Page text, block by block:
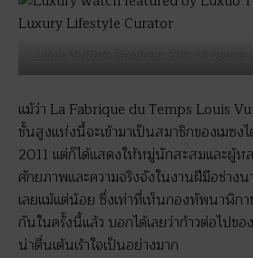
Louis Vuitton Tambour Slim Vivienne
แม้ว่า La Fabrique du Temps Louis
ชั้นสูงแห่งนี้จะเข้ามาเป็นสมาชิกของเมซ
2011 แต่ก็ได้แสดงให้หมู่นักสะสมและผู้ห
ศักยภาพและความจริงจังในงานฝีมือช่าง
เลยแม้แต่น้อย ซึ่งเท่าที่เห็นกองทัพนาฬิกา
กันในครั้งนี้แล้ว บอกได้เลยว่าก้าวต่อไป
น่าตื่นเต้นเร้าใจเป็นอย่างมาก